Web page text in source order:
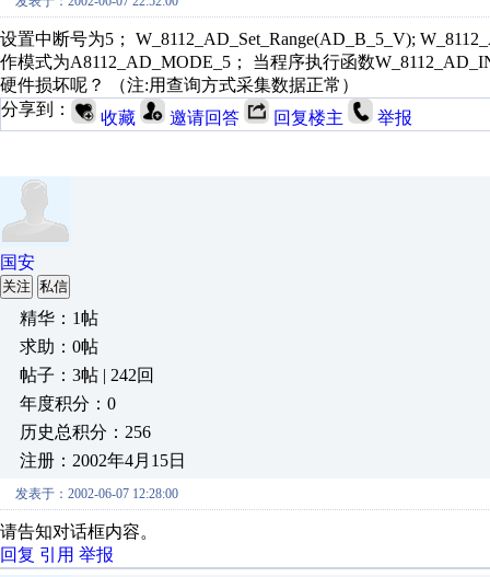
设置中断号为5； W_8112_AD_Set_Range(AD_B_5_V);
作模式为A8112_AD_MODE_5； 当程序执行函数
硬件损坏呢？ （注:用查询方式采集数据正常）
分享到：
收藏 邀请回答 回复楼主 举报
国安
关注 私信
精华：1帖
求助：0帖
帖子：3帖 | 242回
年度积分：0
历史总积分：256
注册：2002年4月15日
发表于：2002-06-07 12:28:00
请告知对话框内容。
回复 引用 举报